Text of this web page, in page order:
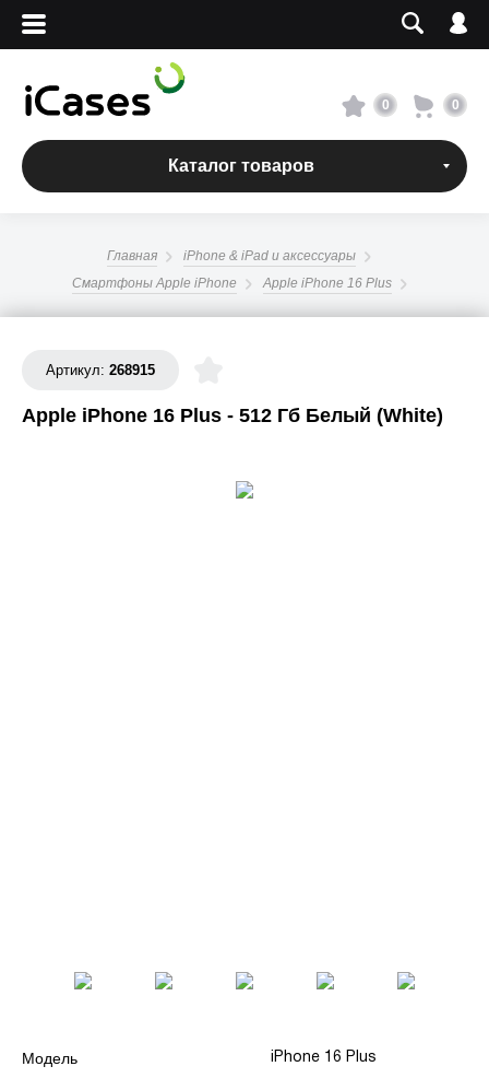
Вход
Сервисный центр
О магазине
+7 495 960-31-54
0 0
Каталог товаров
Главная
iPhone & iPad и аксессуары
Смартфоны Apple iPhone
Apple iPhone 16 Plus
Артикул: 268915
Apple iPhone 16 Plus - 512 Гб Белый (White)
Модель iPhone 16 Plus